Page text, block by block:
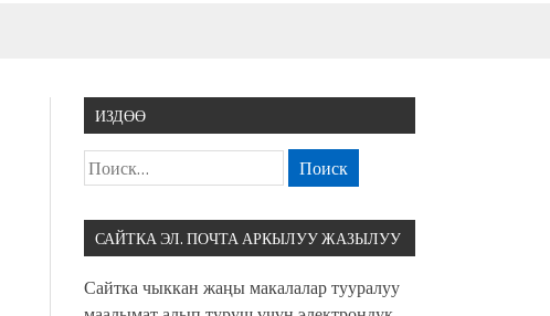
ИЗДӨӨ
САЙТКА ЭЛ. ПОЧТА АРКЫЛУУ ЖАЗЫЛУУ
Сайтка чыккан жаңы макалалар тууралуу